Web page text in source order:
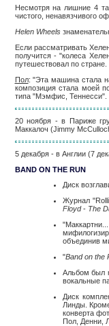
Несмотря на лишние 4
чистого, ненавязчивого
Helen Wheels
Если рассматривать
получится - "колеса
путешествовал по стране.
Пол: "Эта машина стала
композиция стала моей
типа "Мэмфис, Теннесси".
20 ноября - в Париже
Маккалоч (Jimmy
5 декабря - в Англии (7
BAND ON THE RUN
Диск
Журнал
Floyd- The
объединив
"Band on the
Альбом был
вокальные
Диск
Линды.
конверта
Пол, Денни,